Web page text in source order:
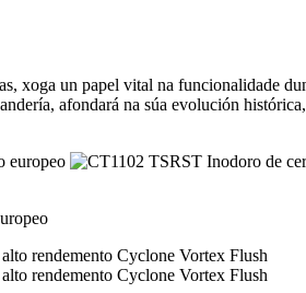
xoga un papel vital na funcionalidade
afondará na súa evolución